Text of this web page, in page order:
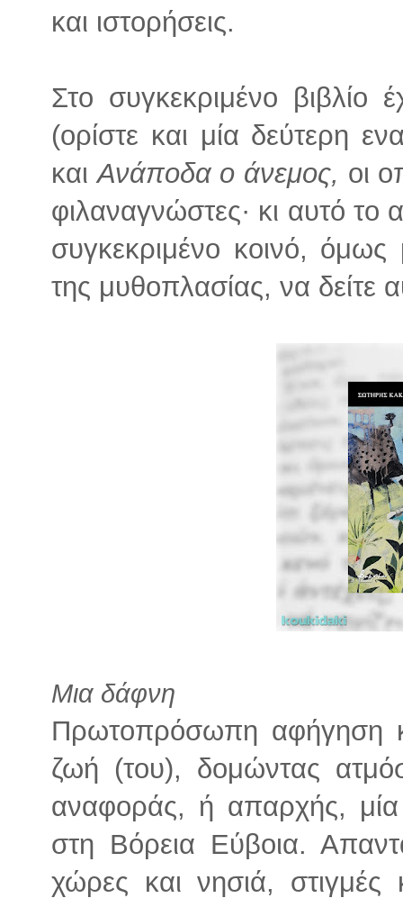
και ιστορήσεις.
Στο συγκεκριμένο βιβλίο
(ορίστε και μία δεύτερη
καιΑνάποδα ο άνεμος, οι
φιλαναγνώστες· κι αυτό το
συγκεκριμένο κοινό, όμως
της μυθοπλασίας, να δείτε
Μια δάφνη
Πρωτοπρόσωπη αφήγηση
ζωή (του), δομώντας
αναφοράς, ή απαρχής,
στη Βόρεια Εύβοια.
χώρες και νησιά,